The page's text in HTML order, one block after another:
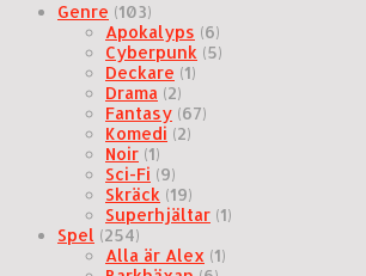
Genre (103)
Apokalyps (6)
Cyberpunk (5)
Deckare (1)
Drama (2)
Fantasy (67)
Komedi (2)
Noir (1)
Sci-Fi (9)
Skräck (19)
Superhjältar (1)
Spel (254)
Alla är Alex (1)